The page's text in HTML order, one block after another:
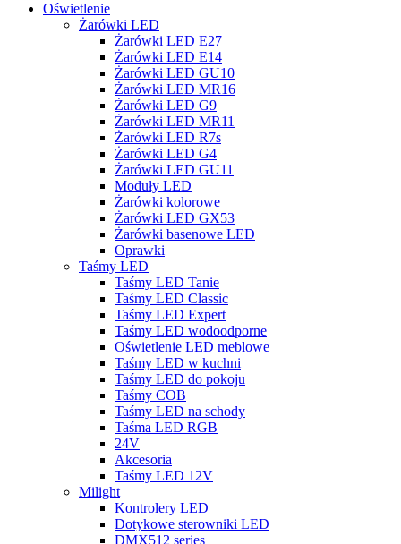
Oświetlenie
Żarówki LED
Żarówki LED E27
Żarówki LED E14
Żarówki LED GU10
Żarówki LED MR16
Żarówki LED G9
Żarówki LED MR11
Żarówki LED R7s
Żarówki LED G4
Żarówki LED GU11
Moduły LED
Żarówki kolorowe
Żarówki LED GX53
Żarówki basenowe LED
Oprawki
Taśmy LED
Taśmy LED Tanie
Taśmy LED Classic
Taśmy LED Expert
Taśmy LED wodoodporne
Oświetlenie LED meblowe
Taśmy LED w kuchni
Taśmy LED do pokoju
Taśmy COB
Taśmy LED na schody
Taśma LED RGB
24V
Akcesoria
Taśmy LED 12V
Milight
Kontrolery LED
Dotykowe sterowniki LED
DMX512 series